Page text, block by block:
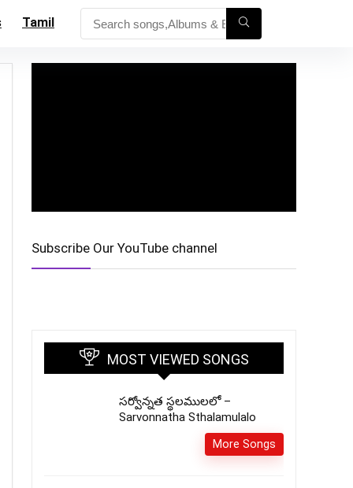
Tamil
Subscribe Our YouTube channel
MOST VIEWED SONGS
సర్వోన్నత స్థలములలో –
Sarvonnatha Sthalamulalo
More Songs